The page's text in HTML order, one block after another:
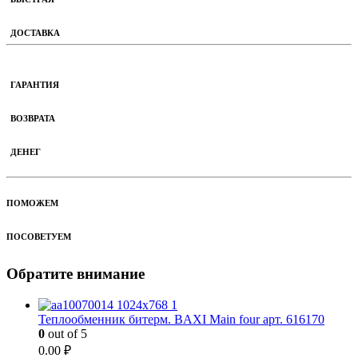
ДОСТАВКА
ГАРАНТИЯ
ВОЗВРАТА
ДЕНЕГ
ПОМОЖЕМ
ПОСОВЕТУЕМ
Обратите внимание
Теплообменник битерм. BAXI Main four арт. 616170
0 out of 5
0.00 ₽